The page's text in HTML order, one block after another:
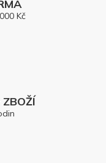
Kč
ZBOŽÍ